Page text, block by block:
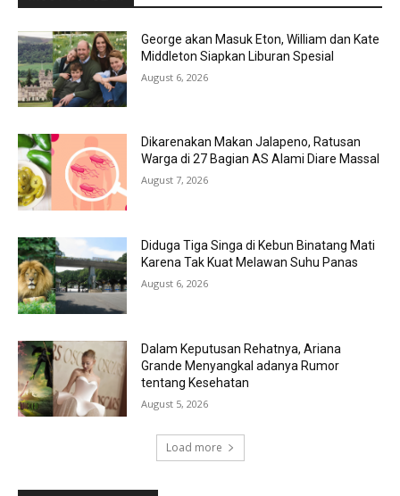
George akan Masuk Eton, William dan Kate
Middleton Siapkan Liburan Spesial
August 6, 2026
Dikarenakan Makan Jalapeno, Ratusan
Warga di 27 Bagian AS Alami Diare Massal
August 7, 2026
Diduga Tiga Singa di Kebun Binatang Mati
Karena Tak Kuat Melawan Suhu Panas
August 6, 2026
Dalam Keputusan Rehatnya, Ariana
Grande Menyangkal adanya Rumor
tentang Kesehatan
August 5, 2026
Load more